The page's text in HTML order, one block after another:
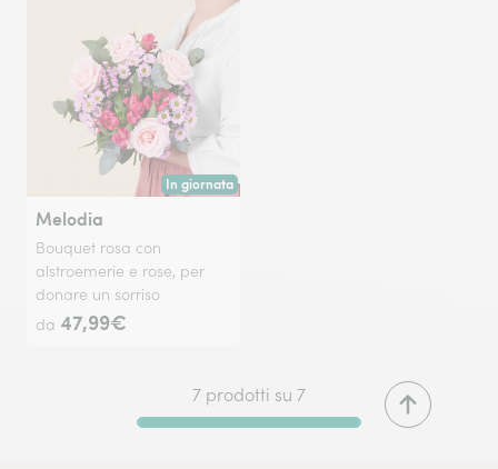
In giornata
Consegna disponibile oggi o in data a tua scelta.
Melodia
Bouquet rosa con
alstroemerie e rose, per
donare un sorriso
da 47,99€
7 prodotti su 7